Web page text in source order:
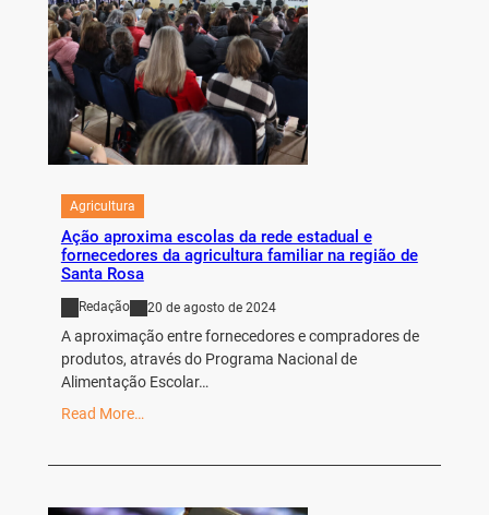
Agricultura
Ação aproxima escolas da rede estadual e
fornecedores da agricultura familiar na região de
Santa Rosa
Redação 20 de agosto de 2024
A aproximação entre fornecedores e compradores de
produtos, através do Programa Nacional de
Alimentação Escolar…
Read More…